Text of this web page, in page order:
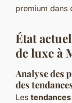
premium dans
État
de luxe à
Analyse des
des
Les